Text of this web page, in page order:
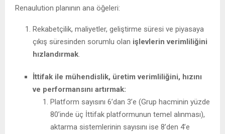
Renaulution planının ana öğeleri:
Rekabetçilik, maliyetler, geliştirme süresi ve piyasaya
çıkış süresinden sorumlu olan işlevlerin verimliliğini
hızlandırmak.
İttifak ile mühendislik, üretim verimliliğini, hızını
ve performansını artırmak:
Platform sayısını 6’dan 3’e (Grup hacminin yüzde
80’inde üç İttifak platformunun temel alınması),
aktarma sistemlerinin sayısını ise 8’den 4’e